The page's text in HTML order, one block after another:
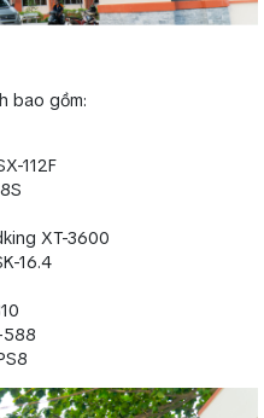
bao gồm:
112F
XT-3600
16.4
588